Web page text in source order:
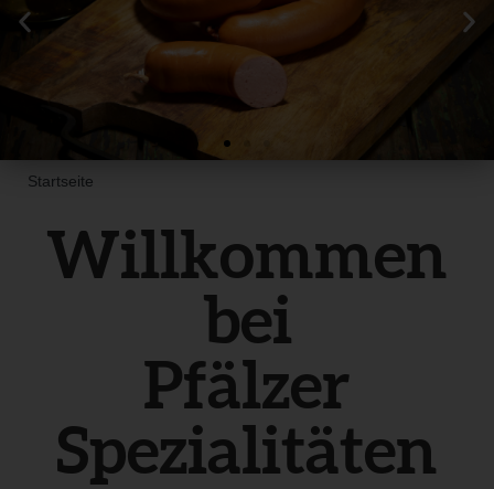
Startseite
Willkommen
bei
Pfälzer
Spezialitäten